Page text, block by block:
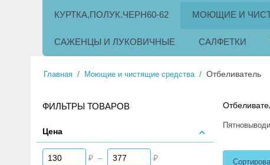
КУРТКА,ПОЛУК.ЧЕРН60-62 МОЮЩИЕ И
САЖЕНЦЫ И ЛУКОВИЧНЫЕ САЛФЕТКИ
Главная / Моющие и чистящие средства / Отбеливатель
ФИЛЬТРЫ ТОВАРОВ
Цена
₽ – ₽